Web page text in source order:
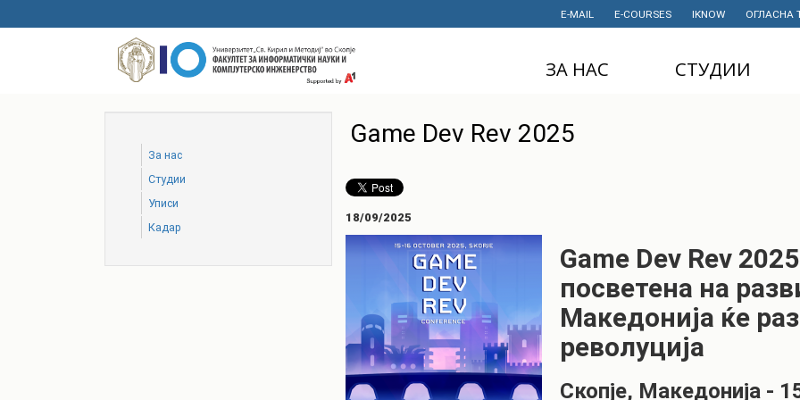
to
E-MAIL E-COURSES IKNOW ОГЛАСНА
ЗА НАС
ИНСТИТУТИ
НАУЧНА
ДЕЈНОСТ
ФИНАНСИИ
ИСТОРИЈАТ
ФИНКИ Е МОЈ
СТУДИИ
ПРОФЕСИОНАЛНИ
СТУДЕНТСКА
СЛУЖБА
СТУДЕНТСКИ
За нас
Студии
Уписи
Кадар
Game Dev Rev 2025
18/09/2025
Game Dev Rev
посветена на
Македонија ќе
револуција
Скопје, Македонија -